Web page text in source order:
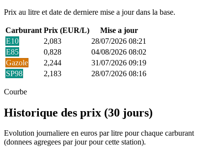
Prix au litre et date de derniere mise a jour dans la base.
Carburant Prix (EUR/L)
Mise a jour
E10
2,083
28/07/2026 08:21
E85
0,828
04/08/2026 08:02
Gazole
2,244
31/07/2026 09:19
SP98
2,183 28/07/2026 08:16
Courbe
Historique des prix (30 jours)
Evolution journaliere en euros par litre pour chaque carburant
(donnees agregees par jour pour cette station).